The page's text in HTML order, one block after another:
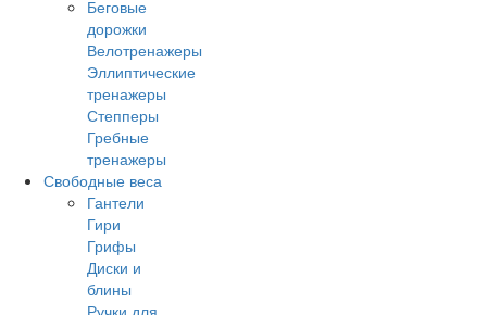
Беговые
дорожки
Велотренажеры
Эллиптические
тренажеры
Степперы
Гребные
тренажеры
Свободные веса
Гантели
Гири
Грифы
Диски и
блины
Ручки для